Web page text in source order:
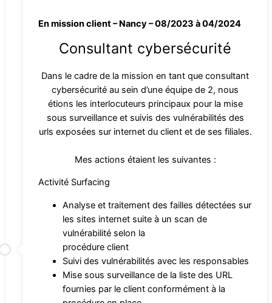
En mission client – Nancy – 08/2023 à 04/2024
Consultant cybersécurité
Dans le cadre de la mission en tant que consultant
cybersécurité au sein d’une équipe de 2, nous
étions les interlocuteurs principaux pour la mise
sous surveillance et suivis des vulnérabilités des
urls exposées sur internet du client et de ses filiales.
Mes actions étaient les suivantes :
Activité Surfacing
Analyse et traitement des failles détectées sur
les sites internet suite à un scan de
vulnérabilité selon la
procédure client
Suivi des vulnérabilités avec les responsables
Mise sous surveillance de la liste des URL
fournies par le client conformément à la